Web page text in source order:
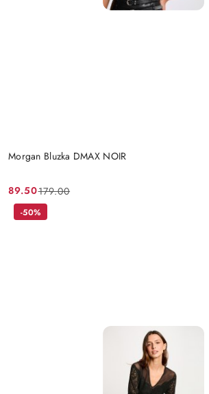
Morgan Bluzka DMAX NOIR
Cena
promocyjna:
89.50
Cena
przed
179.00
-50%